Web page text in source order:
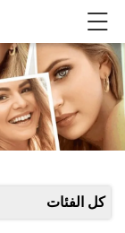
كل الفئات